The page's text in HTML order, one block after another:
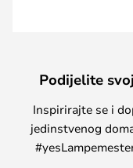
Podijelite
Inspirirajte se i
jedinstvenog